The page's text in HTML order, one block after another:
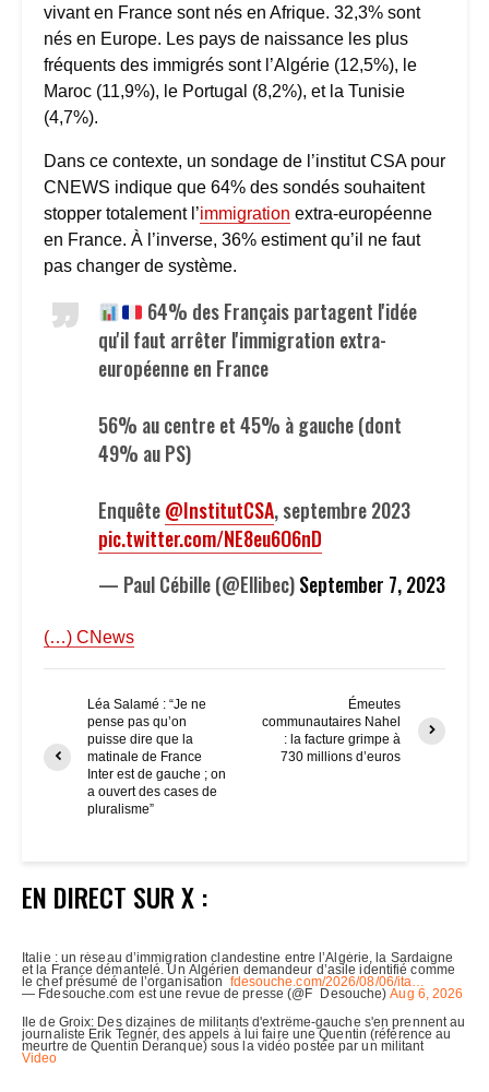
vivant en France sont nés en Afrique. 32,3% sont
nés en Europe. Les pays de naissance les plus
fréquents des immigrés sont l’Algérie (12,5%), le
Maroc (11,9%), le Portugal (8,2%), et la Tunisie
(4,7%).
Dans ce contexte, un sondage de l’institut CSA pour
CNEWS indique que 64% des sondés souhaitent
stopper totalement l’immigration extra-européenne
en France. À l’inverse, 36% estiment qu’il ne faut
pas changer de système.
64% des Français partagent l'idée
qu'il faut arrêter l'immigration extra-
européenne en France
56% au centre et 45% à gauche (dont
49% au PS)
Enquête@InstitutCSA, septembre 2023
pic.twitter.com/NE8eu6O6nD
— Paul Cébille (@Ellibec)September 7, 2023
(…) CNews
Léa Salamé : “Je ne
pense pas qu’on
puisse dire que la
matinale de France
Inter est de gauche ; on
a ouvert des cases de
pluralisme”
Émeutes
communautaires Nahel
: la facture grimpe à
730 millions d’euros
EN DIRECT SUR X :